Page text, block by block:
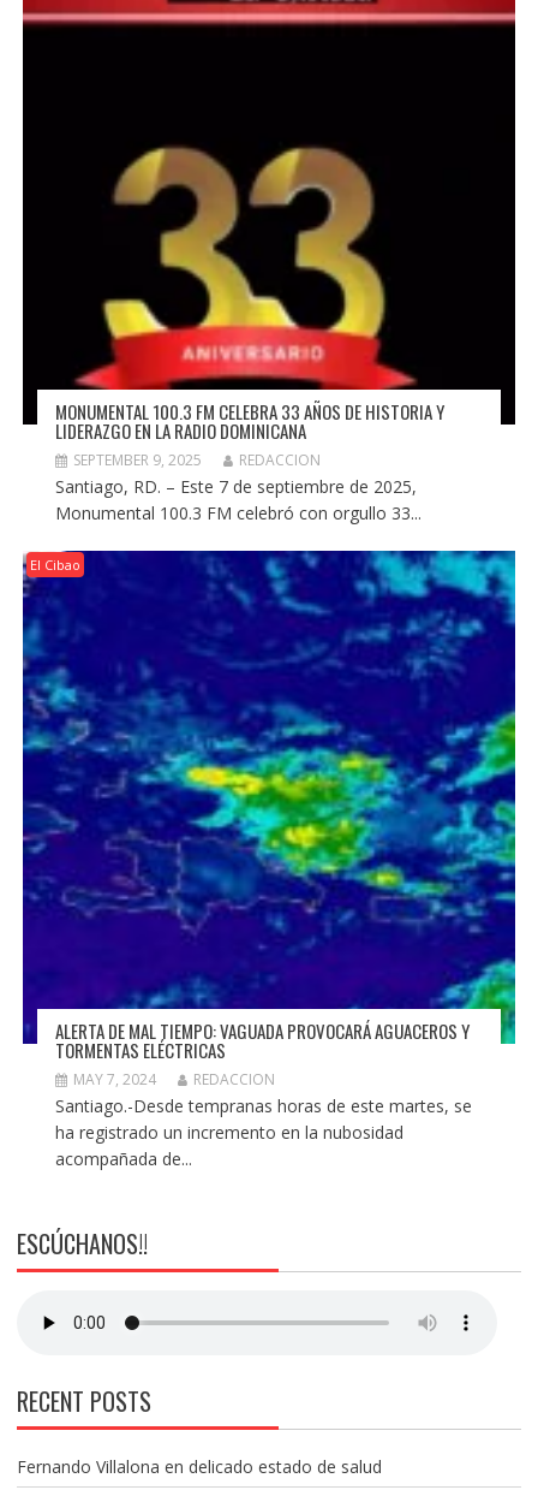
MONUMENTAL 100.3 FM CELEBRA 33 AÑOS DE HISTORIA Y
LIDERAZGO EN LA RADIO DOMINICANA
SEPTEMBER 9, 2025 REDACCION
Santiago, RD. – Este 7 de septiembre de 2025,
Monumental 100.3 FM celebró con orgullo 33...
El Cibao
ALERTA DE MAL TIEMPO: VAGUADA PROVOCARÁ AGUACEROS Y
TORMENTAS ELÉCTRICAS
MAY 7, 2024 REDACCION
Santiago.-Desde tempranas horas de este martes, se
ha registrado un incremento en la nubosidad
acompañada de...
ESCÚCHANOS!!
RECENT POSTS
Fernando Villalona en delicado estado de salud